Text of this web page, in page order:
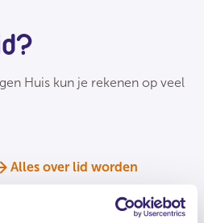
Huis kun je rekenen op veel
Alles over lid worden